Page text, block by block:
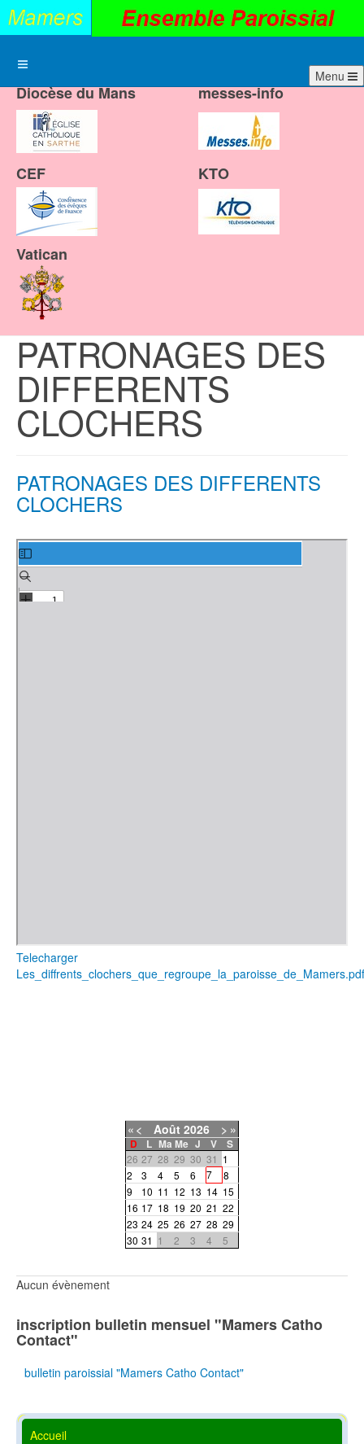
Menu
Diocèse du Mans messes-info
CEF KTO
Vatican
PATRONAGES DES
DIFFERENTS
CLOCHERS
PATRONAGES DES DIFFERENTS
CLOCHERS
Telecharger
Les_diffrents_clochers_que_regroupe_la_paroisse_de_Mamers.pdf
« < Août 2026 > »
D L Ma Me J V S
26 27 28 29 30 31 1
2
3 4 5 6 7
8
9
10 11 12 13 14 15
16 17 18 19 20 21 22
23 24 25 26 27 28 29
30 31 1 2 3 4 5
Aucun évènement
inscription bulletin mensuel "Mamers Catho
Contact"
bulletin paroissial "Mamers Catho Contact"
Accueil